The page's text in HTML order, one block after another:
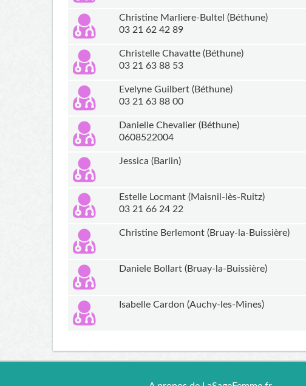
Christine Marliere-Bultel (Béthune)
03 21 62 42 89
Christelle Chavatte (Béthune)
03 21 63 88 53
Evelyne Guilbert (Béthune)
03 21 63 88 00
Danielle Chevalier (Béthune)
0608522004
Jessica (Barlin)
Estelle Locmant (Maisnil-lès-Ruitz)
03 21 66 24 22
Christine Berlemont (Bruay-la-Buissière)
Daniele Bollart (Bruay-la-Buissière)
Isabelle Cardon (Auchy-les-Mines)